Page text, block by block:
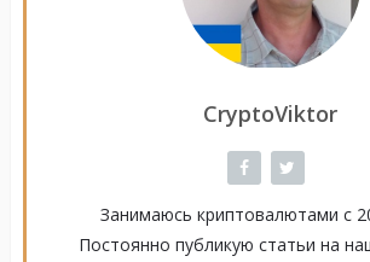
CryptoViktor
Занимаюсь криптовалютами с
Постоянно публикую статьи на